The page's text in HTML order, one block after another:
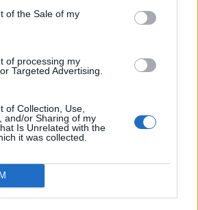
of the Sale of my
of processing my
Targeted Advertising.
of Collection, Use,
and/or Sharing of my
Is Unrelated with the
it was collected.
úspora vlak zrušení
domy
100 tisíc